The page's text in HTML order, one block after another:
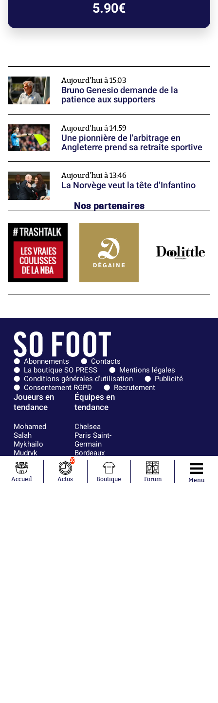
5.90€
Aujourd'hui à 15:03
Bruno Genesio demande de la
patience aux supporters
Aujourd'hui à 14:59
Une pionnière de l'arbitrage en
Angleterre prend sa retraite sportive
Aujourd'hui à 13:46
La Norvège veut la tête d’Infantino
Nos partenaires
Abonnements
Contacts
La boutique SO PRESS
Mentions légales
Conditions générales d'utilisation
Publicité
Consentement RGPD
Recrutement
Joueurs en
tendance
Mohamed
Salah
Mykhailo
Mudryk
Neymar
Khalis Merah
Loïs Openda
Équipes en
tendance
Chelsea
Paris Saint-
Germain
Bordeaux
Olympique
Accueil
10
Actus Boutique Forum Menu